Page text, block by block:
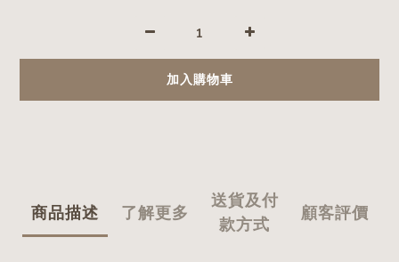
加入購物車
商品描述 了解更多
送貨及付
款方式
顧客評價